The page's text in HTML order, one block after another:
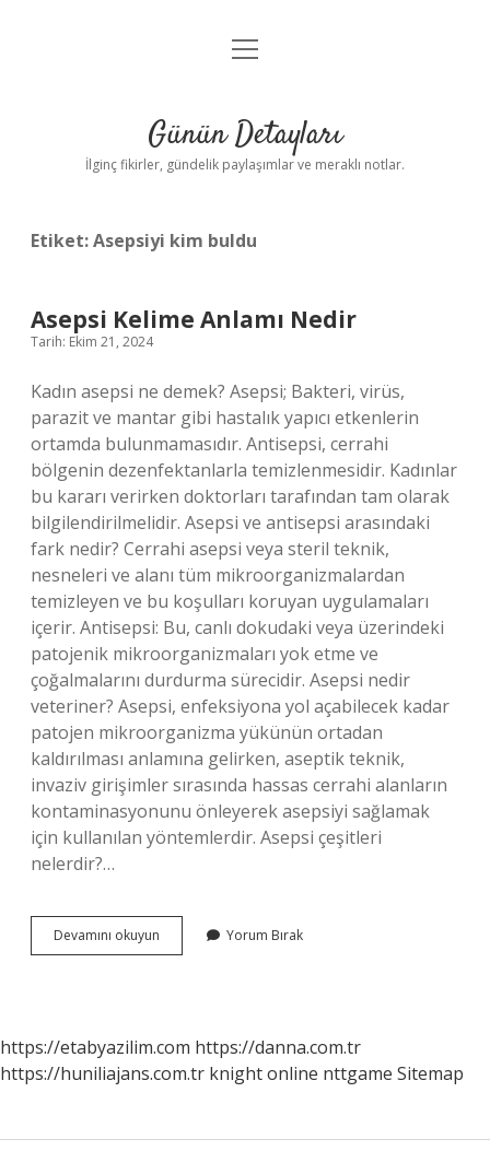
Gizlilik Politikası
Yasal Uyarı
menüyü
Günün Detayları
İlginç fikirler, gündelik paylaşımlar ve meraklı notlar.
Etiket:Asepsiyi kim buldu
Asepsi Kelime Anlamı Nedir
Tarih: Ekim 21, 2024
Kadın asepsi ne demek? Asepsi; Bakteri, virüs,
parazit ve mantar gibi hastalık yapıcı etkenlerin
ortamda bulunmamasıdır. Antisepsi, cerrahi
bölgenin dezenfektanlarla temizlenmesidir. Kadınlar
bu kararı verirken doktorları tarafından tam olarak
bilgilendirilmelidir. Asepsi ve antisepsi arasındaki
fark nedir? Cerrahi asepsi veya steril teknik,
nesneleri ve alanı tüm mikroorganizmalardan
temizleyen ve bu koşulları koruyan uygulamaları
içerir. Antisepsi: Bu, canlı dokudaki veya üzerindeki
patojenik mikroorganizmaları yok etme ve
çoğalmalarını durdurma sürecidir. Asepsi nedir
veteriner? Asepsi, enfeksiyona yol açabilecek kadar
patojen mikroorganizma yükünün ortadan
kaldırılması anlamına gelirken, aseptik teknik,
invaziv girişimler sırasında hassas cerrahi alanların
kontaminasyonunu önleyerek asepsiyi sağlamak
için kullanılan yöntemlerdir. Asepsi çeşitleri
nelerdir?…
Devamını okuyun
Kelime
Yorum Bırak
https://etabyazilim.com https://danna.com.tr
https://huniliajans.com.tr knight online nttgame Sitemap